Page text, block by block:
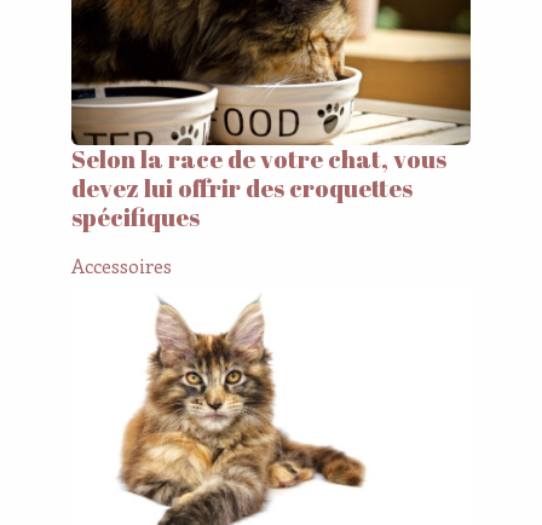
Selon la race de votre chat, vous
devez lui offrir des croquettes
spécifiques
Accessoires